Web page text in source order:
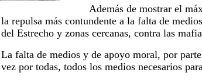
Además de mostrar el
la repulsa más contundente a la falta de
del Estrecho y zonas cercanas, contra las
La falta de medios y de apoyo moral, por
vez por todas, todos los medios necesarios